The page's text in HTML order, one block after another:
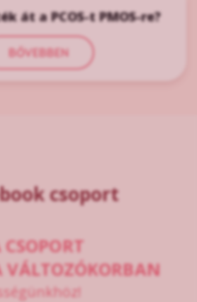
át a PCOS-t PMOS-re?
BŐVEBBEN
csoport
VÁLTOZÓKORBAN